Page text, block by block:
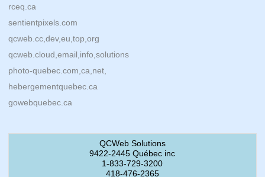
rceq.ca
sentientpixels.com
qcweb.cc,dev,eu,top,org
qcweb.cloud,email,info,solutions
photo-quebec.com,ca,net,
hebergementquebec.ca
gowebquebec.ca
QCWeb Solutions
9422-2445 Québec inc
1-833-729-3200
418-476-2365